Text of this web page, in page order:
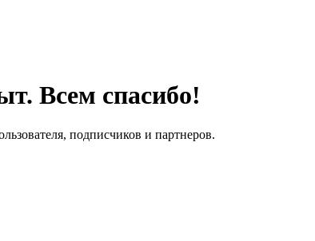
Всем спасибо!
подписчиков и партнеров.